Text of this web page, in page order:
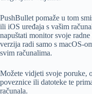
PushBullet pomaže u tom
ili iOS uređaja s vašim
napuštati monitor svoje
verzija radi samo s macOS-
svim računalima.
Možete vidjeti svoje poruke,
poveznice ili datoteke te
računala.